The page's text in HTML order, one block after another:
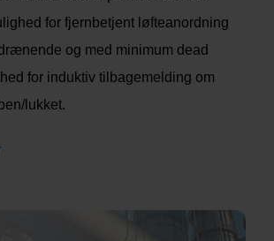
for fjernbetjent løfteanordning
og med minimum dead
for induktiv tilbagemelding om
lukket.